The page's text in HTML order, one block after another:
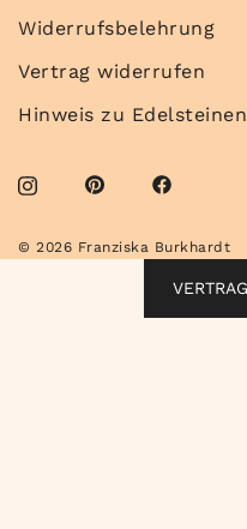
Widerrufsbelehrung
Vertrag widerrufen
Hinweis zu Edelsteinen
© 2026 Franziska Burkhardt